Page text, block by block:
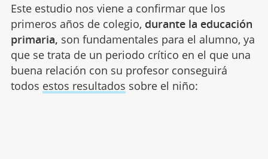
Este estudio nos viene a confirmar que los
primeros años de colegio, durante la educación
primaria, son fundamentales para el alumno, ya
que se trata de un periodo crítico en el que una
buena relación con su profesor conseguirá
todos estos resultados sobre el niño: